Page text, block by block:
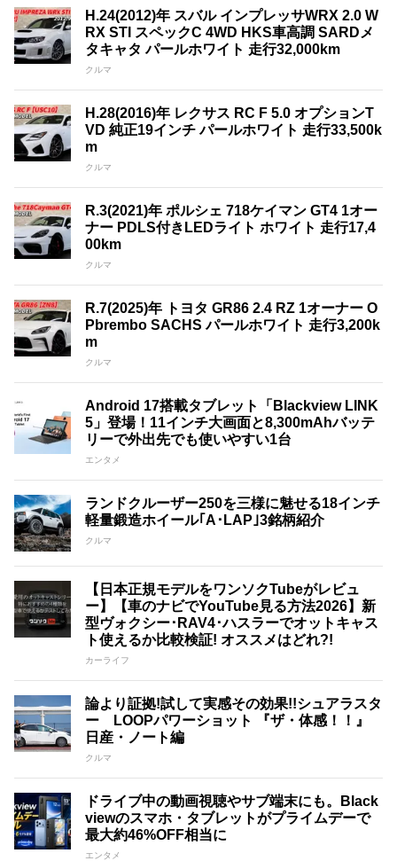
H.24(2012)年 スバル インプレッサWRX 2.0 W
RX STI スペックC 4WD HKS車高調 SARDメ
タキャタ パールホワイト 走行32,000km
クルマ
H.28(2016)年 レクサス RC F 5.0 オプションT
VD 純正19インチ パールホワイト 走行33,500k
m
クルマ
R.3(2021)年 ポルシェ 718ケイマン GT4 1オー
ナー PDLS付きLEDライト ホワイト 走行17,4
00km
クルマ
R.7(2025)年 トヨタ GR86 2.4 RZ 1オーナー O
Pbrembo SACHS パールホワイト 走行3,200k
m
クルマ
Android 17搭載タブレット「Blackview LINK
5」登場！11インチ大画面と8,300mAhバッテ
リーで外出先でも使いやすい1台
エンタメ
ランドクルーザー250を三様に魅せる18インチ
軽量鍛造ホイール｢A･LAP｣3銘柄紹介
クルマ
【日本正規モデルをワンソクTubeがレビュ
ー】【車のナビでYouTube見る方法2026】新
型ヴォクシー･RAV4･ハスラーでオットキャス
ト使えるか比較検証! オススメはどれ?!
カーライフ
論より証拠!試して実感その効果!!シュアラスタ
ー LOOPパワーショット 『ザ・体感！！』
日産・ノート編
クルマ
ドライブ中の動画視聴やサブ端末にも。Black
viewのスマホ・タブレットがプライムデーで
最大約46%OFF相当に
エンタメ